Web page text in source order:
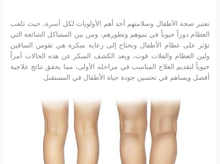
تعتبر صحة الأطفال وسلامتهم أحد أهم الأولويات لكل أسرة، حيث تلعب
العظام دوراً حيوياً في نموهم وتطورهم، ومن بين المشاكل الشائعة التي
تؤثر على عظام الأطفال وتحتاج إلى رعاية مبكرة هي تقوس الساقين
ولين العظام والفلات فوت، ويعد الكشف المبكر عن هذه الحالات أمراً
حيوياً لتقديم العلاج المناسب في مراحله الأولى، مما يحقق نتائج علاجية
أفضل ويساهم في تحسين جودة حياة الأطفال في المستقبل.